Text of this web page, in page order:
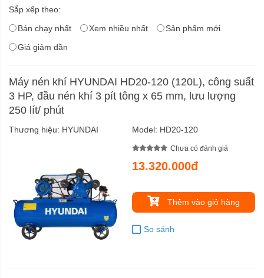
Sắp xếp theo:
Bán chạy nhất
Xem nhiều nhất
Sản phẩm mới
Giá giảm dần
Máy nén khí HYUNDAI HD20-120 (120L), công suất
3 HP, đầu nén khí 3 pít tông x 65 mm, lưu lượng
250 lít/ phút
Thương hiệu: HYUNDAI Model: HD20-120
Chưa có đánh giá
13.320.000đ
Thêm vào giỏ hàng
So sánh